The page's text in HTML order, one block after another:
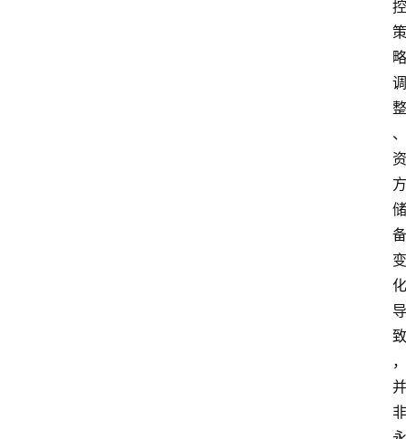
控
策
略
调
整
、
资
方
储
备
变
化
导
致
，
并
非